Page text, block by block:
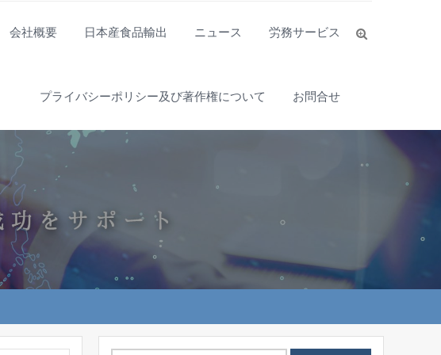
会社概要 日本産食品輸出 ニュース 労務サービス
プライバシーポリシー及び著作権について お問合せ